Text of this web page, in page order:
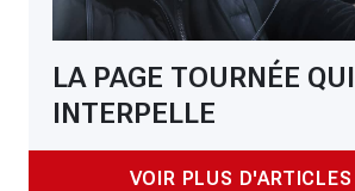
LA PAGE TOURNÉE QUI
INTERPELLE
VOIR PLUS D'ARTICLES